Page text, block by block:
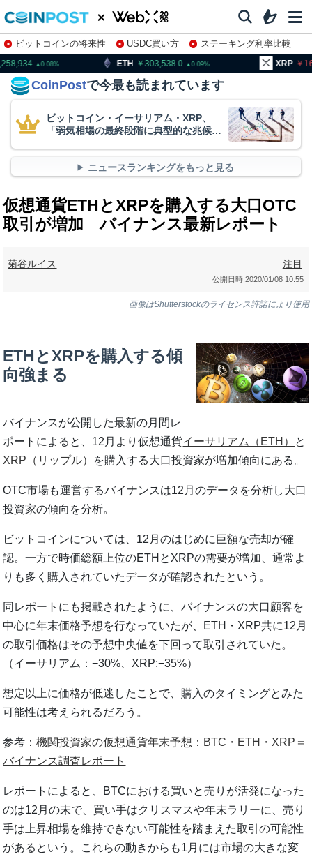
ビットコインの将来性 USDC買い方
ステーキング利率比較
株特集・関連銘柄
ETH 303,538.0 XRP 166.07
CoinPostで今最も読まれています
ビットコイン・イーサリアム・XRP、
「弱気相場の最終段階に典型的な兆候」
ニュースランキングをもっと見る
仮想通貨ETHとXRPを購入する大口OTC
取引が増加 バイナンス最新レポート
菊谷ルイス 注目
公開日時:2020/01/08 10:55
画像はShutterstockのライセンス許諾により使用
ETHとXRPを購入する傾
向強まる
バイナンスが公開した最新の月間レ
ポートによると、12月より仮想通貨イーサリアム（ETH） と
XRP（リップル） を購入する大口投資家が増加傾向にある。
OTC市場も運営するバイナンスは12月のデータを分析し大口
投資家の傾向を分析。
ビットコインについては、12月のはじめに巨額な売却が確
認。一方で時価総額上位のETHとXRPの需要が増加、通常よ
りも多く購入されていたデータが確認されたという。
同レポートにも掲載されたように、バイナンスの大口顧客を
中心に年末価格予想を行なっていたが、ETH・XRP共に12月
の取引価格はその予想中央値を下回って取引されていた。
（イーサリアム：−30%、XRP:−35%）
想定以上に価格が低迷したことで、購入のタイミングとみた
可能性は考えられるだろう。
参考：機関投資家の仮想通貨年末予想：BTC・ETH・XRP＝
バイナンス調査レポート
レポートによると、BTCにおける買いと売りが活発になった
のは12月の末で、買い手はクリスマスや年末ラリーに、売り
手は上昇相場を維持できない可能性を踏まえた取引の可能性
があるという。これらの動きからも1月には市場の大きな変